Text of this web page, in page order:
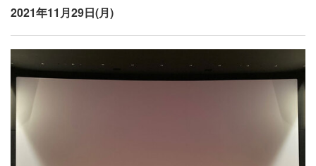
2021年11月29日(月)